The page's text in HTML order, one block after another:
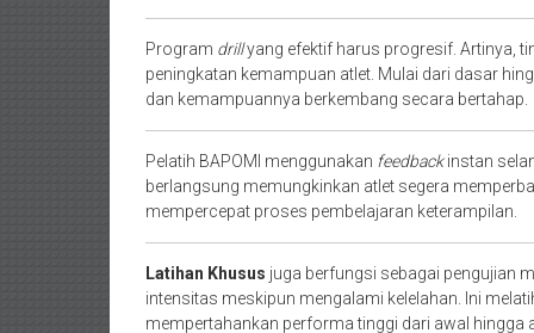
Program drillyang efektif harus progresif. Artinya,
peningkatan kemampuan atlet. Mulai dari dasar
dan kemampuannya berkembang secara bertahap.
Pelatih BAPOMI menggunakan feedbackinstan
berlangsung memungkinkan atlet segera
mempercepat proses pembelajaran keterampilan.
Latihan Khusus juga berfungsi sebagai pengujian
intensitas meskipun mengalami kelelahan. Ini
mempertahankan performa tinggi dari awal hingga